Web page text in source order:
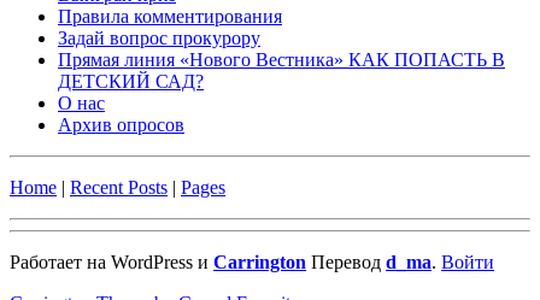
Правила комментирования
Задай вопрос прокурору
Прямая линия «Нового Вестника» КАК ПОПАСТЬ В
ДЕТСКИЙ САД?
О нас
Архив опросов
Home | Recent Posts | Pages
Работает на WordPress и Carrington Перевод d_ma. Войти